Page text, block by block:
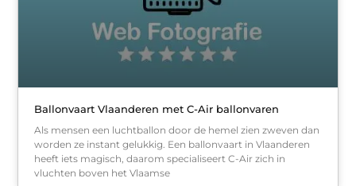
Ballonvaart Vlaanderen met C-Air ballonvaren
Als mensen een luchtballon door de hemel zien zweven dan
worden ze instant gelukkig. Een ballonvaart in Vlaanderen
heeft iets magisch, daarom specialiseert C-Air zich in
vluchten boven het Vlaamse